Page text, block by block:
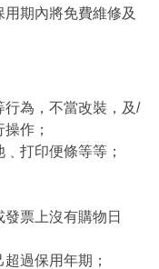
期內將免費維修及
為，不當改裝，及/
作；
打印便條等等；
票上沒有購物日
過保用年期；